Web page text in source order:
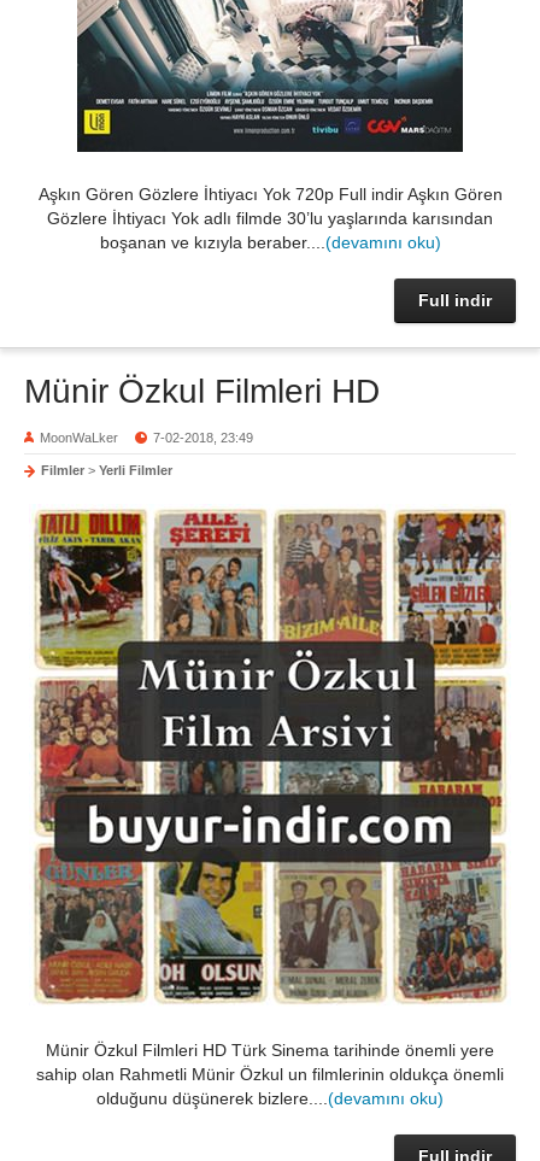
Aşkın Gören Gözlere İhtiyacı Yok 720p Full indir Aşkın Gören
Gözlere İhtiyacı Yok adlı filmde 30’lu yaşlarında karısından
boşanan ve kızıyla beraber.... (devamını oku)
Full indir
Münir Özkul Filmleri HD
MoonWaLker 7-02-2018, 23:49
Filmler > Yerli Filmler
Münir Özkul Filmleri HD Türk Sinema tarihinde önemli yere
sahip olan Rahmetli Münir Özkul un filmlerinin oldukça önemli
olduğunu düşünerek bizlere.... (devamını oku)
Full indir